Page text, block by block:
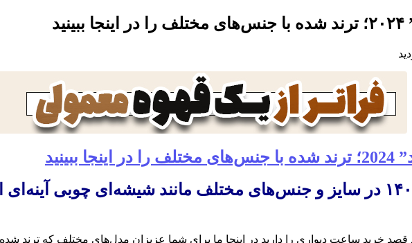
۵۷ مدل ساعت دیواری جدید ۱۴۰۳ در سایز و جنس‌های مختلف مانند